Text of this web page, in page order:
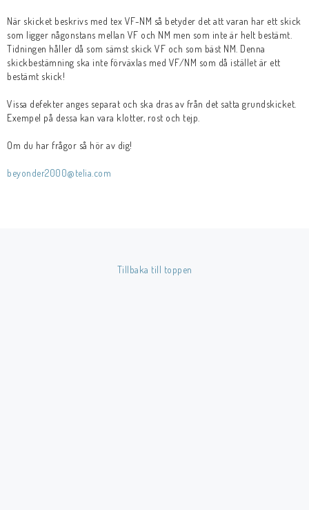
____________________________________________________________________________
Betala enkelt i förskott till konto i Nordea eller med Swish.
När skicket beskrivs med tex VF-NM så betyder det att varan har ett skick
som ligger någonstans mellan VF och NM men som inte är helt bestämt.
Tidningen håller då som sämst skick VF och som bäst NM. Denna
skickbestämning ska inte förväxlas med VF/NM som då istället är ett
bestämt skick!
Vissa defekter anges separat och ska dras av från det satta grundskicket.
Exempel på dessa kan vara klotter, rost och tejp.
Om du har frågor så hör av dig!
beyonder2000@telia.com
Tillbaka till toppen